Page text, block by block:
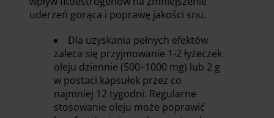
uderzeń gorąca i poprawę jakości snu.
Dla uzyskania pełnych efektów
zaleca się przyjmowanie 1-2 łyżeczek
oleju dziennie (500–1000 mg) lub 2 g
w postaci kapsułek przez co
najmniej 12 tygodni. Regularne
stosowanie oleju może poprawić